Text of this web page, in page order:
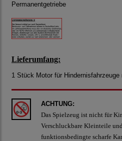
Permanentgetriebe
Lieferumfang:
1 Stück Motor für
ACHTUNG:
Das Spielzeug ist nicht für
Verschluckbare Kleinteile
funktionsbedingte scharfe